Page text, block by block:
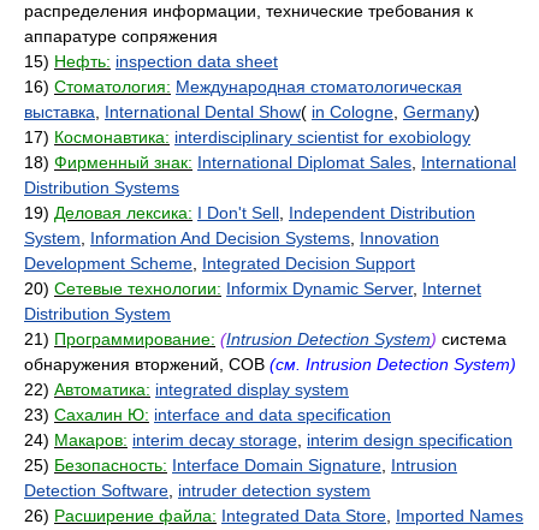
распределения информации, технические требования к
аппаратуре сопряжения
15) Нефть: inspection data sheet
16) Стоматология: Международная стоматологическая
выставка
International Dental Show( in Cologne Germany)
17) Космонавтика: interdisciplinary scientist for exobiology
18) Фирменный знак: International Diplomat Sales International
Distribution Systems
19) Деловая лексика: I Don't Sell Independent Distribution
System
Information And Decision Systems Innovation
Development Scheme Integrated Decision Support
20) Сетевые технологии: Informix Dynamic Server, Internet
Distribution System
21) Программирование: (Intrusion Detection System) система
обнаружения вторжений, СОВ (см. Intrusion Detection System)
22) Автоматика: integrated display system
23) Сахалин Ю: interface and data specification
24) Макаров: interim decay storage interim design specification
25) Безопасность: Interface Domain Signature Intrusion
Detection Software intruder detection system
26) Расширение файла: Integrated Data Store Imported Names